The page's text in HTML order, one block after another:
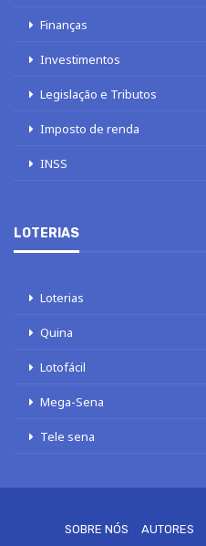
Finanças
Investimentos
Legislação e Tributos
Imposto de renda
INSS
LOTERIAS
Loterias
Quina
Lotofácil
Mega-Sena
Tele sena
SOBRE NÓS AUTORES